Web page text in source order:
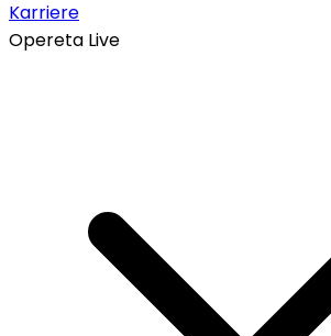
Karriere
Opereta Live